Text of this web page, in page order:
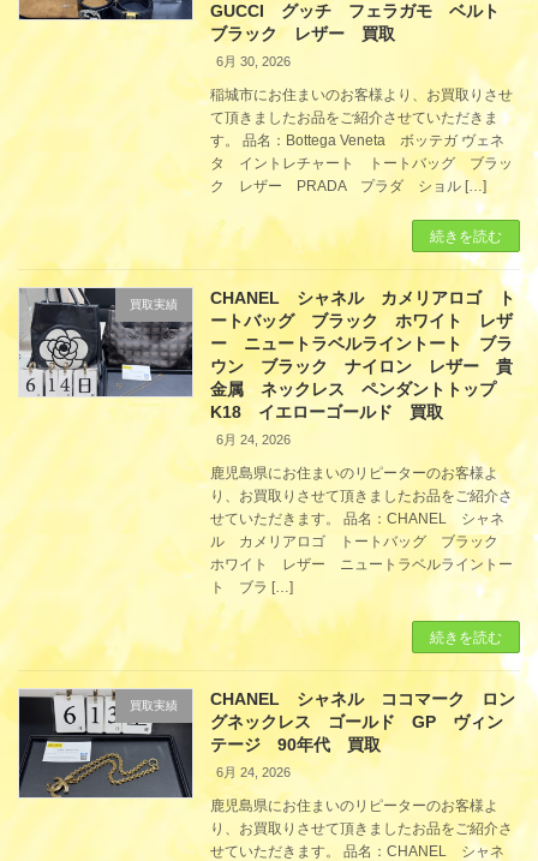
GUCCI グッチ フェラガモ ベルト
ブラック レザー 買取
6月 30, 2026
稲城市にお住まいのお客様より、お買取りさせ
て頂きましたお品をご紹介させていただきま
す。 品名：Bottega Veneta ボッテガ ヴェネ
タ イントレチャート トートバッグ ブラッ
ク レザー PRADA プラダ ショル […]
続きを読む
買取実績
CHANEL シャネル カメリアロゴ ト
ートバッグ ブラック ホワイト レザ
ー ニュートラベルライントート ブラ
ウン ブラック ナイロン レザー 貴
金属 ネックレス ペンダントトップ
K18 イエローゴールド 買取
6月 24, 2026
鹿児島県にお住まいのリピーターのお客様よ
り、お買取りさせて頂きましたお品をご紹介さ
せていただきます。 品名：CHANEL シャネ
ル カメリアロゴ トートバッグ ブラック
ホワイト レザー ニュートラベルライントー
ト ブラ […]
続きを読む
買取実績
CHANEL シャネル ココマーク ロン
グネックレス ゴールド GP ヴィン
テージ 90年代 買取
6月 24, 2026
鹿児島県にお住まいのリピーターのお客様よ
り、お買取りさせて頂きましたお品をご紹介さ
せていただきます。 品名：CHANEL シャネ